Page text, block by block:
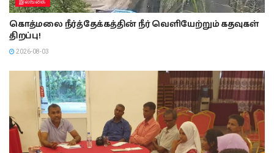
கொத்மலை நீர்த்தேக்கத்தின் நீர் வெளியேற்றும் கதவுகள்
திறப்பு!
2026-08-03